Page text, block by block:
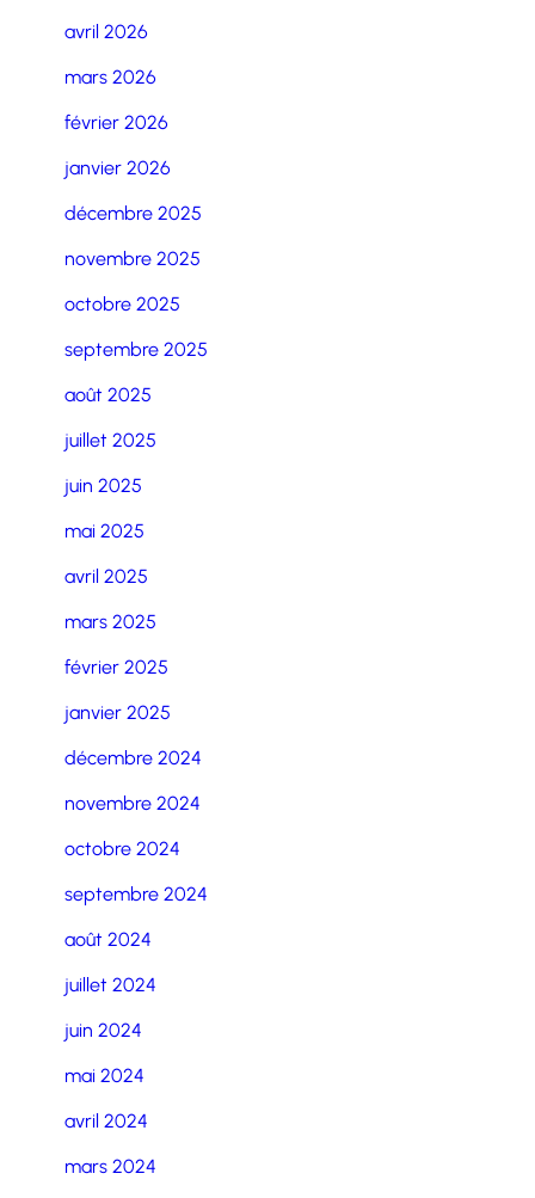
avril 2026
mars 2026
février 2026
janvier 2026
décembre 2025
novembre 2025
octobre 2025
septembre 2025
août 2025
juillet 2025
juin 2025
mai 2025
avril 2025
mars 2025
février 2025
janvier 2025
décembre 2024
novembre 2024
octobre 2024
septembre 2024
août 2024
juillet 2024
juin 2024
mai 2024
avril 2024
mars 2024